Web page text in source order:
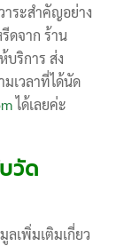
ระสำคัญอย่าง
ดจาก ร้าน
ริการ ส่ง
เวลาที่ได้นัด
ได้เลยค่ะ
วัด
เพิ่มเติมเกี่ยว